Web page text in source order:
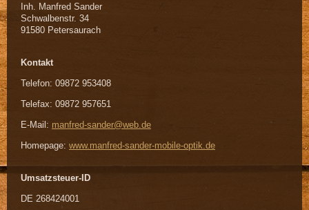
Inh. Manfred Sander
Schwalbenstr. 34
91580 Petersaurach
Kontakt
Telefon: 09872 953408
Telefax: 09872 957651
E-Mail: manfred-sander@web.de
Homepage: www.manfred-sander-mobile-optik.de
Umsatzsteuer-ID
DE 268424001